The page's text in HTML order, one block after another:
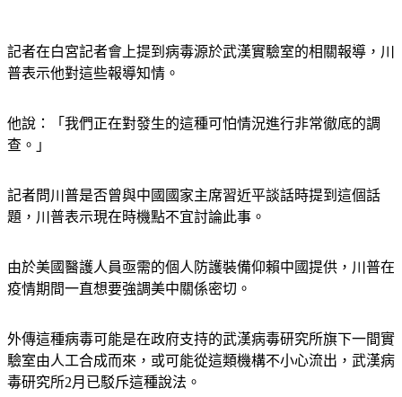
普表示他對這些報導知情。
查。」
題，川普表示現在時機點不宜討論此事。
疫情期間一直想要強調美中關係密切。
驗室由人工合成而來，或可能從這類機構不小心流出，武漢病
毒研究所2月已駁斥這種說法。